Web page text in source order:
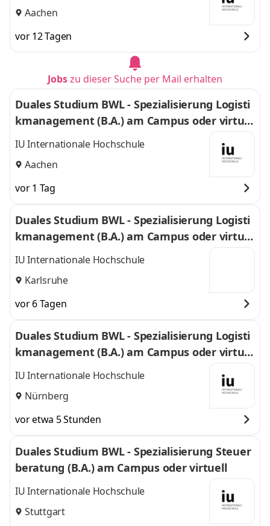
Aachen
vor 12 Tagen
Jobszu dieser Suche per Mail erhalten
Duales Studium BWL - Spezialisierung Logisti
kmanagement (B.A.) am Campus oder virtuel
l
IU Internationale Hochschule
Aachen
vor 1 Tag
Duales Studium BWL - Spezialisierung Logisti
kmanagement (B.A.) am Campus oder virtuel
l
IU Internationale Hochschule
Karlsruhe
vor 6 Tagen
Duales Studium BWL - Spezialisierung Logisti
kmanagement (B.A.) am Campus oder virtuel
l
IU Internationale Hochschule
Nürnberg
vor etwa 5 Stunden
Duales Studium BWL - Spezialisierung Steuer
beratung (B.A.) am Campus oder virtuell
IU Internationale Hochschule
Stuttgart